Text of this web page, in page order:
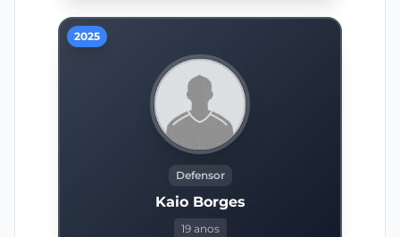
2025
Defensor
Kaio Borges
19 anos